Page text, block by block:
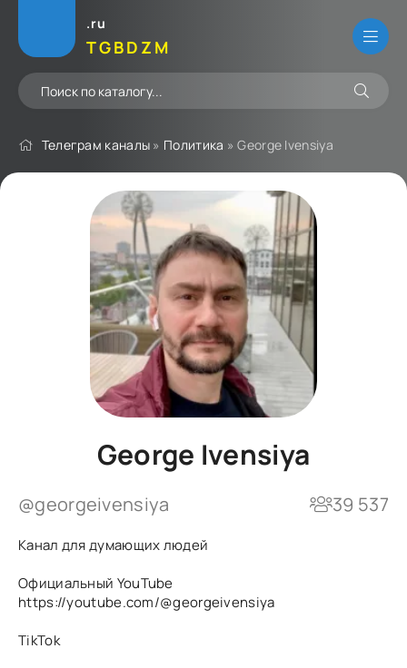
.ru
TGBDZM
Телеграм каналы » Политика » George Ivensiya
George Ivensiya
@georgeivensiya 39 537
Канал для думающих людей
Официальный YouTube
https://youtube.com/@georgeivensiya
TikTok